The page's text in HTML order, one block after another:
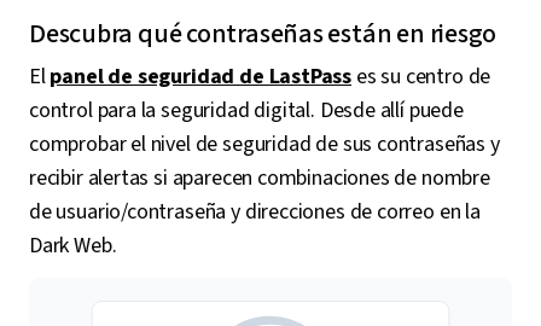
Descubra qué contraseñas están en riesgo
Elpanel de seguridad de LastPass es su centro de
control para la seguridad digital. Desde allí puede
comprobar el nivel de seguridad de sus contraseñas y
recibir alertas si aparecen combinaciones de nombre
de usuario/contraseña y direcciones de correo en la
Dark Web.